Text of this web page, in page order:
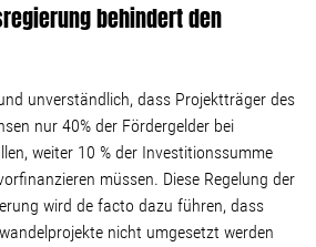
Service
Termine
Stellenangebot
Kontakt
behindert den
unverständlich, dass Projektträger des
nur 40% der Fördergelder bei
weiter 10 % der Investitionssumme
müssen. Diese Regelung der
wird de facto dazu führen, dass
nicht umgesetzt werden